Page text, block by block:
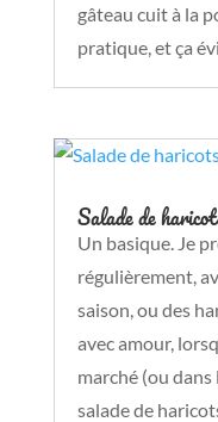
gâteau cuit à la
pratique, et ça
Salade de
Un basique. Je
régulièrement,
saison, ou des
avec amour,
marché (ou
salade de